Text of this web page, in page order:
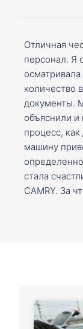
Отличная
персонал. Я
количество
документы.
объяснили и
процесс,
машину
стала
CAMRY. За